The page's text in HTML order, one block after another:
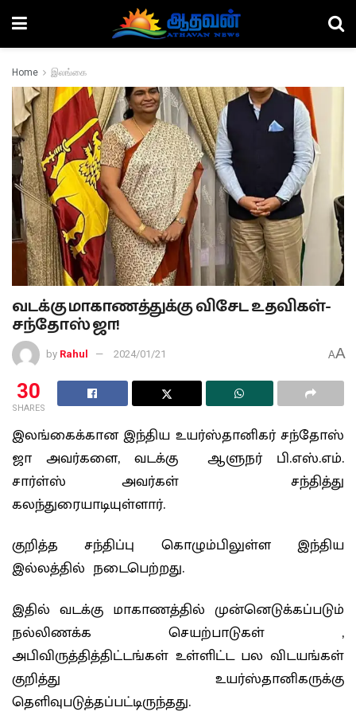
Home இலங்கை
வடக்கு மாகாணத்துக்கு விசேட உதவிகள்-
சந்தோஸ் ஜா!
by Rahul 2024/01/21 AA
30
SHARES
இலங்கைக்கான இந்திய உயர்ஸ்தானிகர் சந்தோஸ்
ஜா அவர்களை, வடக்கு ஆளுநர் பி.எஸ்.எம்.
சார்ள்ஸ் அவர்கள் சந்தித்து
கலந்துரையாடியுள்ளார்.
குறித்த சந்திப்பு கொழும்பிலுள்ள இந்திய
இல்லத்தில் நடைபெற்றது.
இதில் வடக்கு மாகாணத்தில் முன்னெடுக்கப்படும்
நல்லிணக்க செயற்பாடுகள் ,
அபிவிருத்தித்திட்டங்கள் உள்ளிட்ட பல விடயங்கள்
குறித்து உயர்ஸ்தானிகருக்கு
தெளிவுபடுத்தப்பட்டிருந்தது.